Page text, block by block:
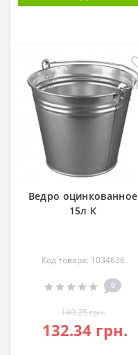
Ведро оцинкованное
15л К
Код товара: 1034636
0
149.25 грн.
132.34 грн.